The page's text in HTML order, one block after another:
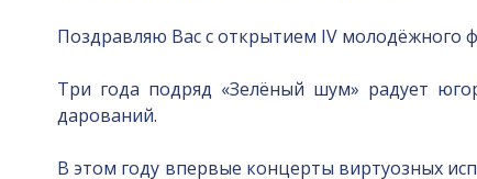
Поздравляю Вас с открытием IV молодёжного
Три года подряд «Зелёный шум» радует
дарований.
В этом году впервые концерты виртуозных